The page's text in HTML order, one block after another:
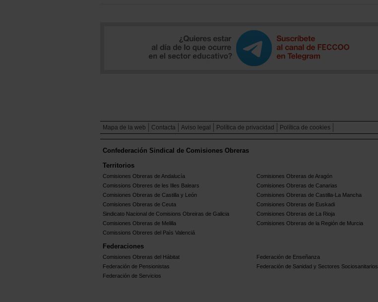
Mapa de la web Contacta Aviso legal Política de privacidad Política de cookies
Confederación Sindical de Comisiones Obreras
Territorios
Comisiones Obreras de Andalucía Comisiones Obreras de Aragón
Comissions Obreres de les Illes Balears
Comisiones Obreras de Canarias
Comisiones Obreras de Castilla y León
Comisiones Obreras de Castilla-La Mancha
Comisiones Obreras de Ceuta
Comisiones Obreras de Euskadi
Sindicato Nacional de Comisions Obreiras de Galicia
Comisiones Obreras de La Rioja
Comisiones Obreras de Melilla
Comisiones Obreras de la Región de Murcia
Comissions Obreres del Paìs Valenciá
Federaciones
Comisiones Obreras del Hábitat Federación de Enseñanza
Federación de Pensionistas
Federación de Sanidad y Sectores Sociosanitarios
Federación de Servicios